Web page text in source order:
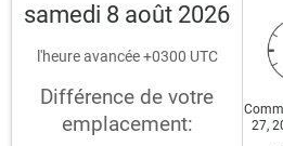
samedi 8 août 2026
l'heure avancée +0300 UTC
Différence de votre
emplacement:
27,